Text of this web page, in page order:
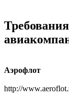
Аэрофлот
http://